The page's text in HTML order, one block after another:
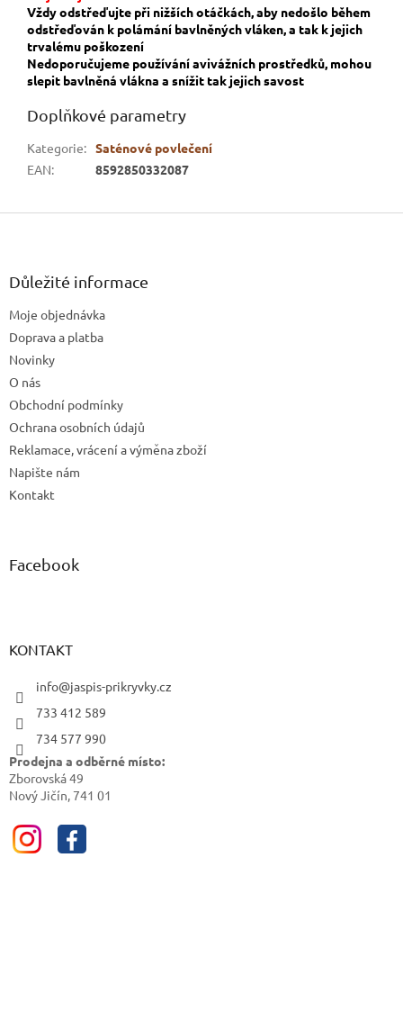
Vždy odstřeďujte při nižších otáčkách, aby nedošlo během
odstřeďován k polámání bavlněných vláken, a tak k jejich
trvalému poškození
Nedoporučujeme používání avivážních prostředků, mohou
slepit bavlněná vlákna a snížit tak jejich savost
Doplňkové parametry
Kategorie: Saténové povlečení
EAN: 8592850332087
Důležité informace
Moje objednávka
Doprava a platba
Novinky
O nás
Obchodní podmínky
Ochrana osobních údajů
Reklamace, vrácení a výměna zboží
Napište nám
Kontakt
Facebook
KONTAKT
info@jaspis-prikryvky.cz
733 412 589
734 577 990
Prodejna a odběrné místo:
Zborovská 49
Nový Jičín, 741 01